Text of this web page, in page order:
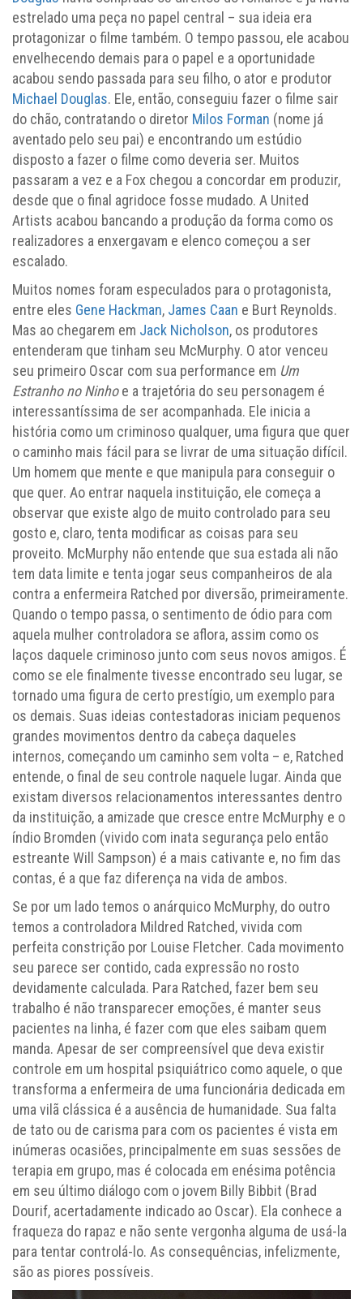
estrelado uma peça no papel central – sua ideia era
protagonizar o filme também. O tempo passou, ele acabou
envelhecendo demais para o papel e a oportunidade
acabou sendo passada para seu filho, o ator e produtor
Michael Douglas. Ele, então, conseguiu fazer o filme sair
do chão, contratando o diretor Milos Forman (nome já
aventado pelo seu pai) e encontrando um estúdio
disposto a fazer o filme como deveria ser. Muitos
passaram a vez e a Fox chegou a concordar em produzir,
desde que o final agridoce fosse mudado. A United
Artists acabou bancando a produção da forma como os
realizadores a enxergavam e elenco começou a ser
escalado.
Muitos nomes foram especulados para o protagonista,
entre eles Gene Hackman, James Caan e Burt Reynolds.
Mas ao chegarem em Jack Nicholson, os produtores
entenderam que tinham seu McMurphy. O ator venceu
seu primeiro Oscar com sua performance em Um
Estranho no Ninhoe a trajetória do seu personagem é
interessantíssima de ser acompanhada. Ele inicia a
história como um criminoso qualquer, uma figura que quer
o caminho mais fácil para se livrar de uma situação difícil.
Um homem que mente e que manipula para conseguir o
que quer. Ao entrar naquela instituição, ele começa a
observar que existe algo de muito controlado para seu
gosto e, claro, tenta modificar as coisas para seu
proveito. McMurphy não entende que sua estada ali não
tem data limite e tenta jogar seus companheiros de ala
contra a enfermeira Ratched por diversão, primeiramente.
Quando o tempo passa, o sentimento de ódio para com
aquela mulher controladora se aflora, assim como os
laços daquele criminoso junto com seus novos amigos. É
como se ele finalmente tivesse encontrado seu lugar, se
tornado uma figura de certo prestígio, um exemplo para
os demais. Suas ideias contestadoras iniciam pequenos
grandes movimentos dentro da cabeça daqueles
internos, começando um caminho sem volta – e, Ratched
entende, o final de seu controle naquele lugar. Ainda que
existam diversos relacionamentos interessantes dentro
da instituição, a amizade que cresce entre McMurphy e o
índio Bromden (vivido com inata segurança pelo então
estreante Will Sampson) é a mais cativante e, no fim das
contas, é a que faz diferença na vida de ambos.
Se por um lado temos o anárquico McMurphy, do outro
temos a controladora Mildred Ratched, vivida com
perfeita constrição por Louise Fletcher. Cada movimento
seu parece ser contido, cada expressão no rosto
devidamente calculada. Para Ratched, fazer bem seu
trabalho é não transparecer emoções, é manter seus
pacientes na linha, é fazer com que eles saibam quem
manda. Apesar de ser compreensível que deva existir
controle em um hospital psiquiátrico como aquele, o que
transforma a enfermeira de uma funcionária dedicada em
uma vilã clássica é a ausência de humanidade. Sua falta
de tato ou de carisma para com os pacientes é vista em
inúmeras ocasiões, principalmente em suas sessões de
terapia em grupo, mas é colocada em enésima potência
em seu último diálogo com o jovem Billy Bibbit (Brad
Dourif, acertadamente indicado ao Oscar). Ela conhece a
fraqueza do rapaz e não sente vergonha alguma de usá-la
para tentar controlá-lo. As consequências, infelizmente,
são as piores possíveis.